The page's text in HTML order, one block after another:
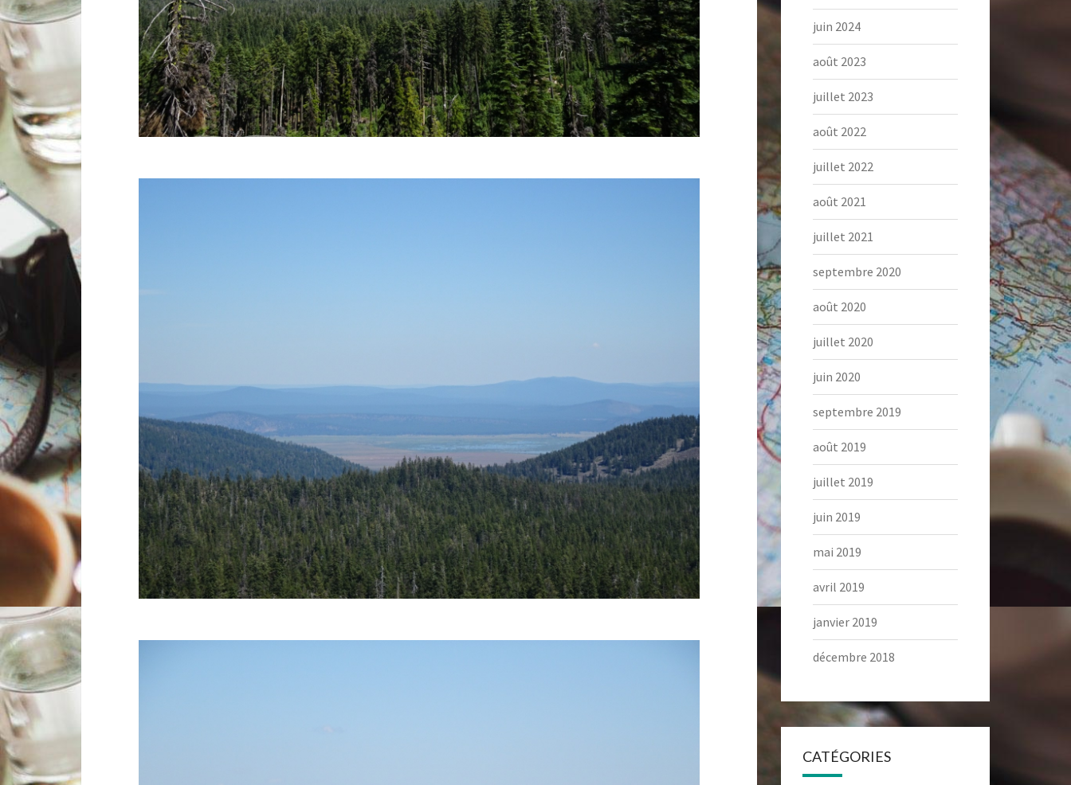
juin 2024
août 2023
juillet 2023
août 2022
juillet 2022
août 2021
juillet 2021
septembre 2020
août 2020
juillet 2020
juin 2020
septembre 2019
août 2019
juillet 2019
juin 2019
mai 2019
avril 2019
janvier 2019
décembre 2018
CATÉGORIES